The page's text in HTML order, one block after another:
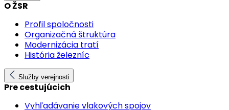
O ŽSR
Profil spoločnosti
Organizačná štruktúra
Modernizácia tratí
História železníc
Služby verejnosti
Pre cestujúcich
Vyhľadávanie vlakových spojov